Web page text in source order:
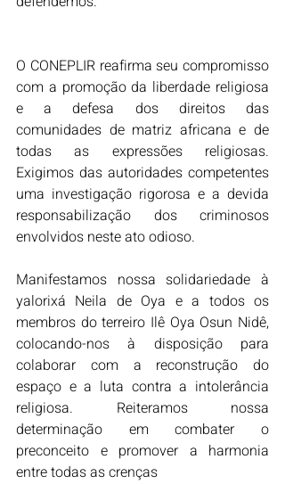
O CONEPLIR reafirma seu compromisso
com a promoção da liberdade religiosa
e a defesa dos direitos das
comunidades de matriz africana e de
todas as expressões religiosas.
Exigimos das autoridades competentes
uma investigação rigorosa e a devida
responsabilização dos criminosos
envolvidos neste ato odioso.
Manifestamos nossa solidariedade à
yalorixá Neila de Oya e a todos os
membros do terreiro Ilê Oya Osun Nidê,
colocando-nos à disposição para
colaborar com a reconstrução do
espaço e a luta contra a intolerância
religiosa. Reiteramos nossa
determinação em combater o
preconceito e promover a harmonia
entre todas as crenças